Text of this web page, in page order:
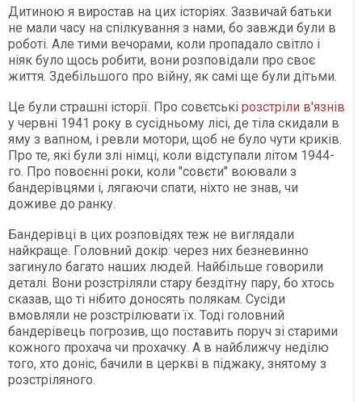
Дитиною я виростав на цих історіях. Зазвичай батьки
не мали часу на спілкування з нами, бо завжди були в
роботі. Але тими вечорами, коли пропадало світло і
ніяк було щось робити, вони розповідали про своє
життя. Здебільшого про війну, як самі ще були дітьми.
Це були страшні історії. Про совєтські розстріли в'язнів
у червні 1941 року в сусідньому лісі, де тіла скидали в
яму з вапном, і ревли мотори, щоб не було чути криків.
Про те, які були злі німці, коли відступали літом 1944-
го. Про повоєнні роки, коли "совєти" воювали з
бандерівцями і, лягаючи спати, ніхто не знав, чи
доживе до ранку.
Бандерівці в цих розповідях теж не виглядали
найкраще. Головний докір: через них безневинно
загинуло багато наших людей. Найбільше говорили
деталі. Вони розстріляли стару бездітну пару, бо хтось
сказав, що ті нібито доносять полякам. Сусіди
вмовляли не розстрілювати їх. Тоді головний
бандерівець погрозив, що поставить поруч зі старими
кожного прохача чи прохачку. А в найближчу неділю
того, хто доніс, бачили в церкві в піджаку, знятому з
розстріляного.